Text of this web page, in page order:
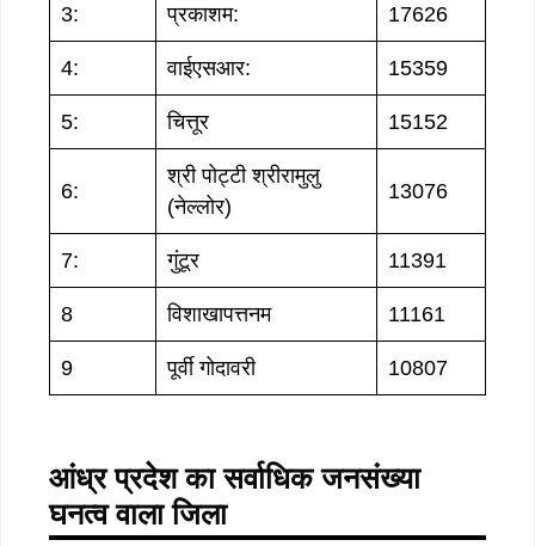
3: प्रकाशम: 17626
4: वाईएसआर: 15359
5: चित्तूर 15152
6:
श्री पोट्टी श्रीरामुलु
(नेल्लोर)
13076
7: गुंटूर 11391
8 विशाखापत्तनम 11161
9 पूर्वी गोदावरी 10807
आंध्र प्रदेश का सर्वाधिक जनसंख्या
घनत्व वाला जिला